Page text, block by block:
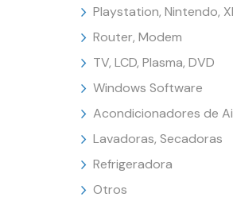
Playstation, Nintendo,
Router, Modem
TV, LCD, Plasma, DVD
Windows Software
Acondicionadores de
Lavadoras, Secadoras
Refrigeradora
Otros